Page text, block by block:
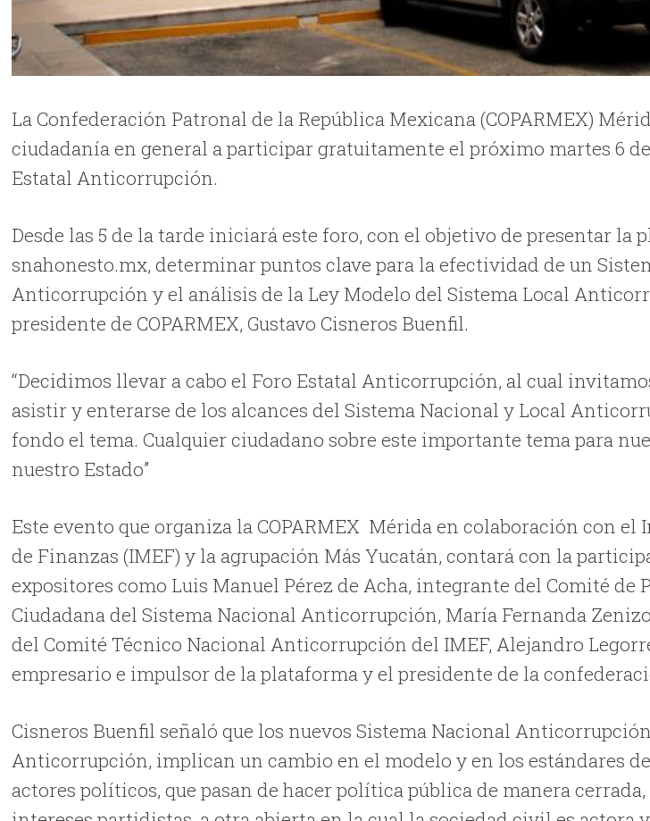
La Confederación Patronal de la República Mexicana (COPARMEX)
ciudadanía en general a participar gratuitamente el próximo martes 6
Estatal Anticorrupción.
Desde las 5 de la tarde iniciará este foro, con el objetivo de presentar la
snahonesto.mx, determinar puntos clave para la efectividad de un
Anticorrupción y el análisis de la Ley Modelo del Sistema Local
presidente de COPARMEX, Gustavo Cisneros Buenfil.
“Decidimos llevar a cabo el Foro Estatal Anticorrupción, al cual
asistir y enterarse de los alcances del Sistema Nacional y Local
fondo el tema. Cualquier ciudadano sobre este importante tema para
nuestro Estado”
Este evento que organiza la COPARMEX Mérida en colaboración con
de Finanzas (IMEF) y la agrupación Más Yucatán, contará con la
expositores como Luis Manuel Pérez de Acha, integrante del Comité de
Ciudadana del Sistema Nacional Anticorrupción, María Fernanda
del Comité Técnico Nacional Anticorrupción del IMEF, Alejandro
empresario e impulsor de la plataforma y el presidente de la
Cisneros Buenfil señaló que los nuevos Sistema Nacional
Anticorrupción, implican un cambio en el modelo y en los estándares
actores políticos, que pasan de hacer política pública de manera